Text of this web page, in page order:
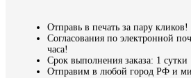
Отправь в печать за пару кликов!
Согласования по электронной
часа!
Срок выполнения заказа: 1 сутки
Отправим в любой город РФ и